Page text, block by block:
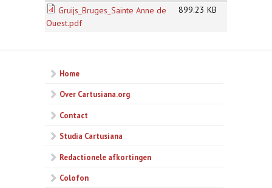
Gruijs_Bruges_Sainte Anne de
Ouest.pdf
899.23 KB
Home
Over Cartusiana.org
Contact
Studia Cartusiana
Redactionele afkortingen
Colofon